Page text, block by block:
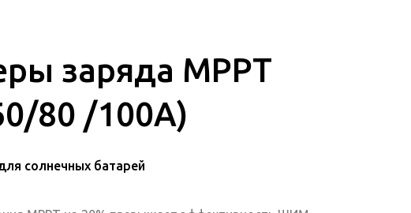
заряда MPPT
80 /100A)
солнечных батарей